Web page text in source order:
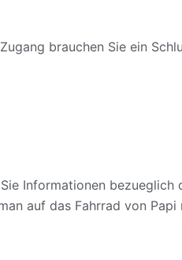
brauchen Sie ein
Informationen
auf das Fahrrad von